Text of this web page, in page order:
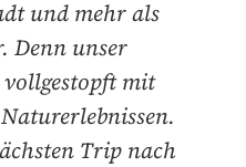
und mehr als
Denn unser
mit
Trip nach